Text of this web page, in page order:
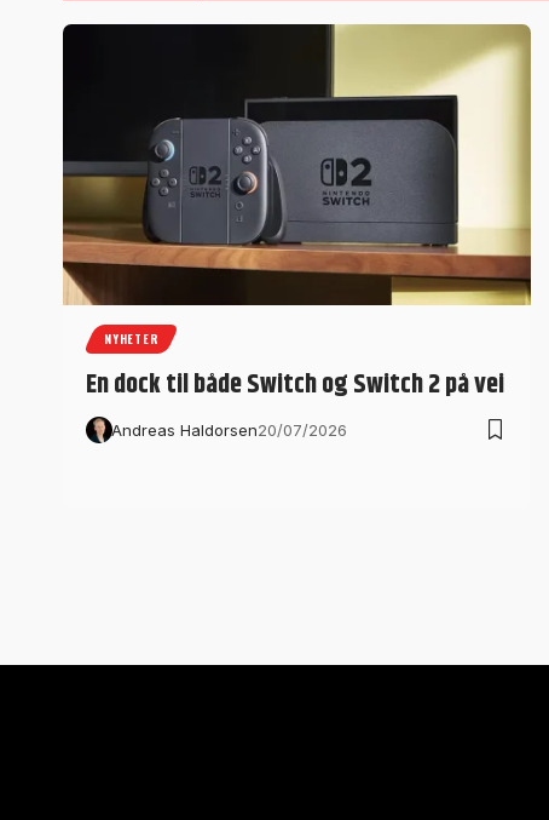
NYHETER
En dock til både Switch og Switch 2 på vei
Andreas Haldorsen20/07/2026